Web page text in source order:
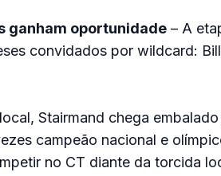
ganham oportunidade– A
convidados por wildcard:
Stairmand chega
campeão nacional e
no CT diante da torcida